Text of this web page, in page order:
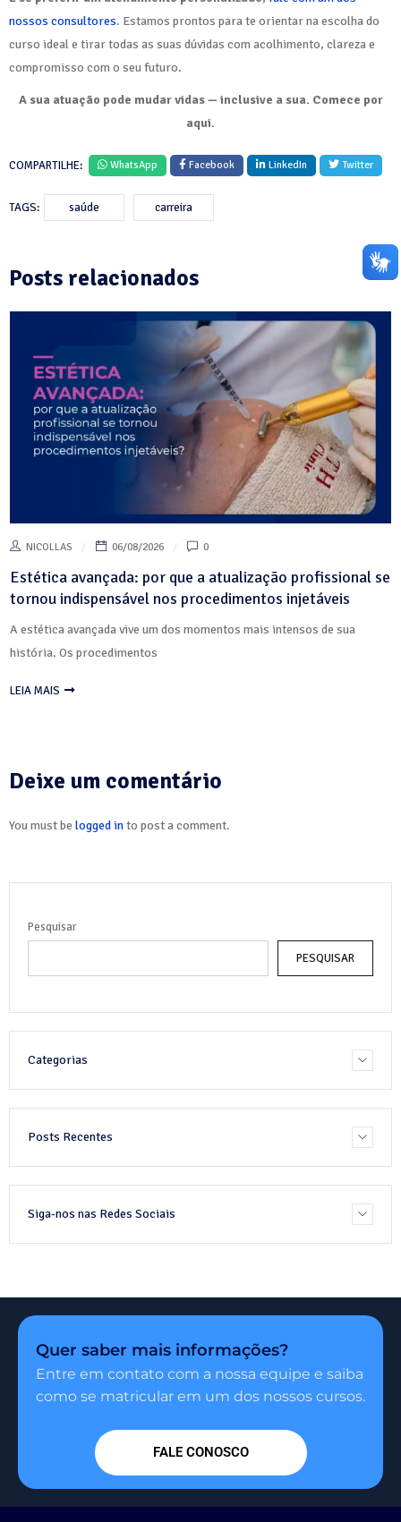
nossos consultores. Estamos prontos para te orientar na escolha do
curso ideal e tirar todas as suas dúvidas com acolhimento, clareza e
compromisso com o seu futuro.
A sua atuação pode mudar vidas — inclusive a sua. Comece por
aqui.
COMPARTILHE: WhatsApp Facebook LinkedIn Twitter
TAGS: saúde carreira
Posts relacionados
NICOLLAS 06/08/2026 0
Estética avançada: por que a atualização profissional se
tornou indispensável nos procedimentos injetáveis
A estética avançada vive um dos momentos mais intensos de sua
história. Os procedimentos
LEIA MAIS
Deixe um comentário
You must be logged into post a comment.
Pesquisar
PESQUISAR
Categorias
Posts Recentes
Siga-nos nas Redes Sociais
Quer saber mais informações?
Entre em contato com a nossa equipe e saiba
como se matricular em um dos nossos cursos.
FALE CONOSCO